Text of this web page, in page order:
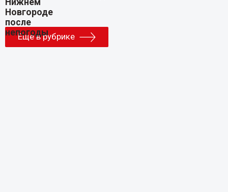
Еще в рубрике